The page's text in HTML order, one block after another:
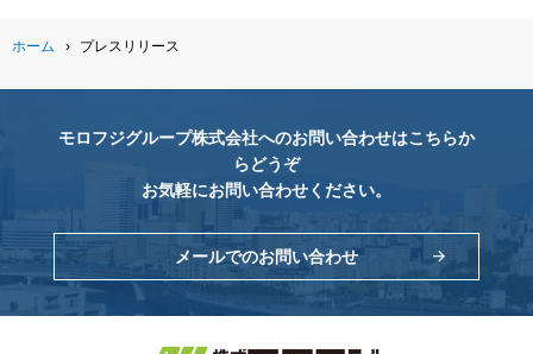
ホーム › プレスリリース
モロフジグループ株式会社へのお問い合わせはこちらか
らどうぞ
お気軽にお問い合わせください。
メールでのお問い合わせ